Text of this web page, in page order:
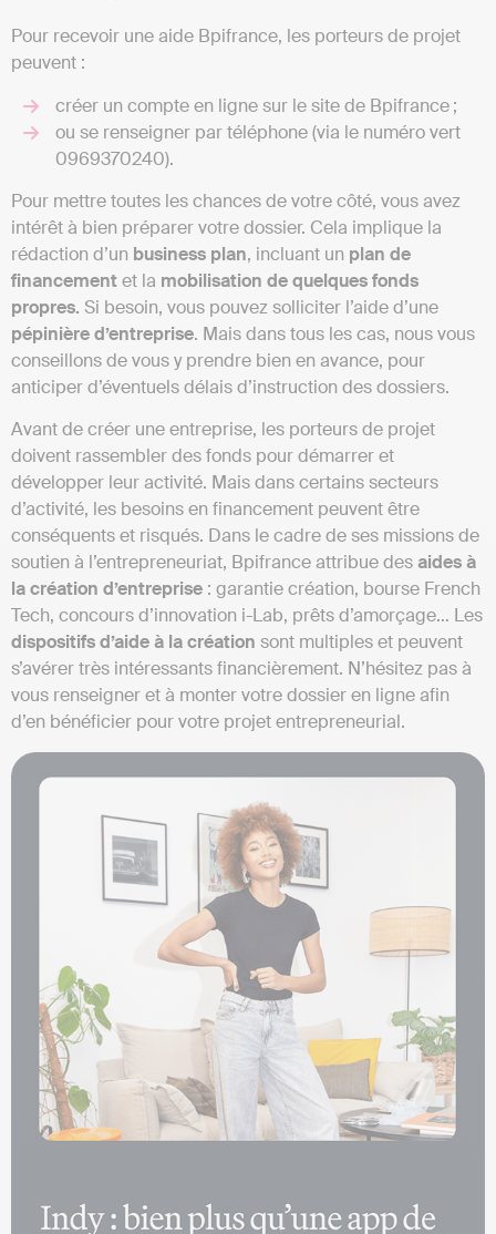
Pour recevoir une aide Bpifrance, les porteurs de projet
peuvent :
créer un compte en ligne sur le site de Bpifrance ;
ou se renseigner par téléphone (via le numéro vert
0969370240).
Pour mettre toutes les chances de votre côté, vous avez
intérêt à bien préparer votre dossier. Cela implique la
rédaction d’un business plan, incluant un plan de
financementet la mobilisation de quelques fonds
propres. Si besoin, vous pouvez solliciter l’aide d’une
pépinière d’entreprise. Mais dans tous les cas, nous vous
conseillons de vous y prendre bien en avance, pour
anticiper d’éventuels délais d’instruction des dossiers.
Avant de créer une entreprise, les porteurs de projet
doivent rassembler des fonds pour démarrer et
développer leur activité. Mais dans certains secteurs
d’activité, les besoins en financement peuvent être
conséquents et risqués. Dans le cadre de ses missions de
soutien à l’entrepreneuriat, Bpifrance attribue desaides à
la création d’entreprise : garantie création, bourse French
Tech, concours d’innovation i-Lab, prêts d’amorçage… Les
dispositifs d’aide à la création sont multiples et peuvent
s’avérer très intéressants financièrement. N’hésitez pas à
vous renseigner et à monter votre dossier en ligne afin
d’en bénéficier pour votre projet entrepreneurial.